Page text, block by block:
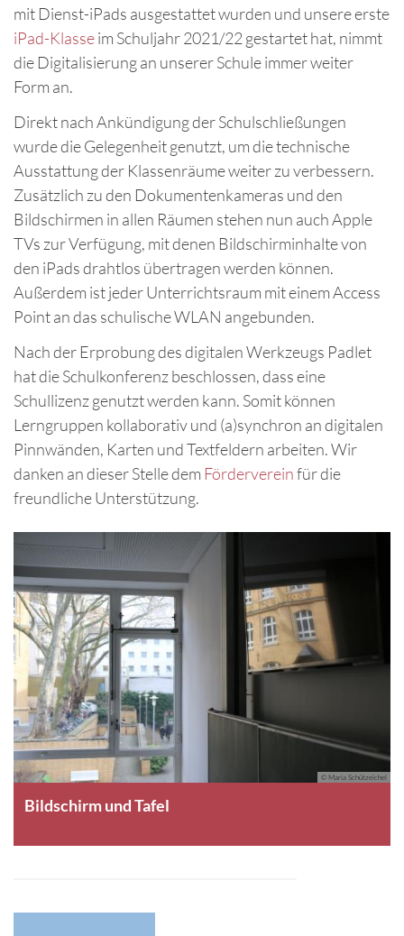
mit Dienst-iPads ausgestattet wurden und unsere erste
iPad-Klasseim Schuljahr 2021/22 gestartet hat, nimmt
die Digitalisierung an unserer Schule immer weiter
Form an.
Direkt nach Ankündigung der Schulschließungen
wurde die Gelegenheit genutzt, um die technische
Ausstattung der Klassenräume weiter zu verbessern.
Zusätzlich zu den Dokumentenkameras und den
Bildschirmen in allen Räumen stehen nun auch Apple
TVs zur Verfügung, mit denen Bildschirminhalte von
den iPads drahtlos übertragen werden können.
Außerdem ist jeder Unterrichtsraum mit einem Access
Point an das schulische WLAN angebunden.
Nach der Erprobung des digitalen Werkzeugs Padlet
hat die Schulkonferenz beschlossen, dass eine
Schullizenz genutzt werden kann. Somit können
Lerngruppen kollaborativ und (a)synchron an digitalen
Pinnwänden, Karten und Textfeldern arbeiten. Wir
danken an dieser Stelle dem Fördervereinfür die
freundliche Unterstützung.
© Maria Schützeichel
Bildschirm und Tafel